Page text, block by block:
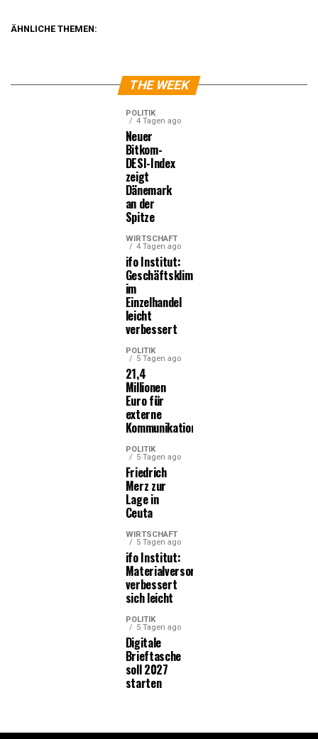
ÄHNLICHE THEMEN:
THE WEEK
POLITIK
4 Tagen ago
Neuer
Bitkom-
DESI-Index
zeigt
Dänemark
an der
Spitze
WIRTSCHAFT
4 Tagen ago
ifo Institut:
Geschäftsklima
im
Einzelhandel
leicht
verbessert
POLITIK
5 Tagen ago
21,4
Millionen
Euro für
externe
Kommunikationsleistungen
POLITIK
5 Tagen ago
Friedrich
Merz zur
Lage in
Ceuta
WIRTSCHAFT
5 Tagen ago
ifo Institut:
Materialversorgung
verbessert
sich leicht
POLITIK
5 Tagen ago
Digitale
Brieftasche
soll 2027
starten